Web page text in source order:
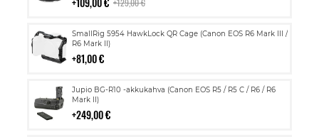
129,00 €
SmallRig 5954 HawkLock QR Cage (Canon EOS R6 Mark III /
R6 Mark II)
81,00 €
Lisää
ostoskoriin
Jupio BG-R10 -akkukahva (Canon EOS R5 / R5 C / R6 / R6
Mark II)
249,00 €
Lisää
ostoskoriin